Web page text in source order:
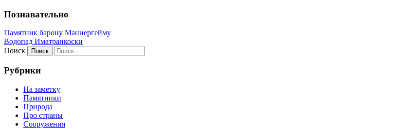
Познавательно
Памятник барону Маннергейму
Водопад Иматранкоски
Поиск
Рубрики
На заметку
Памятники
Природа
Про страны
Сооружения